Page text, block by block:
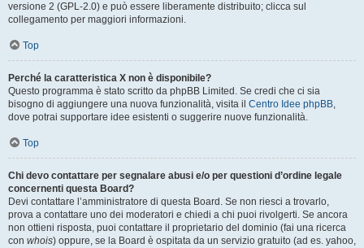
versione 2 (GPL-2.0) e può essere liberamente distribuito; clicca sul
collegamento per maggiori informazioni.
Top
Perché la caratteristica X non è disponibile?
Questo programma è stato scritto da phpBB Limited. Se credi che ci sia
bisogno di aggiungere una nuova funzionalità, visita il Centro Idee phpBB,
dove potrai supportare idee esistenti o suggerire nuove funzionalità.
Top
Chi devo contattare per segnalare abusi e/o per questioni d’ordine legale
concernenti questa Board?
Devi contattare l’amministratore di questa Board. Se non riesci a trovarlo,
prova a contattare uno dei moderatori e chiedi a chi puoi rivolgerti. Se ancora
non ottieni risposta, puoi contattare il proprietario del dominio (fai una ricerca
con whois) oppure, se la Board è ospitata da un servizio gratuito (ad es. yahoo,